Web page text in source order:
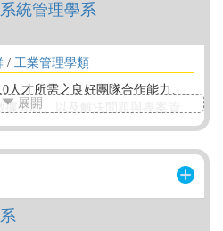
統管理學系
/ 工業管理學類
人才所需之良好團隊合作能力、
據分析、以及解決問題與專案管
設計目標為應用模組化的課程
與管理實務課程，以系統化地培
展開